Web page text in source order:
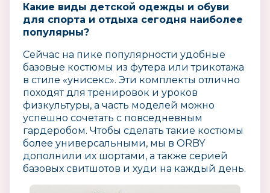
Какие виды детской одежды и обуви
для спорта и отдыха сегодня наиболее
популярны?
Сейчас на пике популярности удобные
базовые костюмы из футера или трикотажа
в стиле «унисекс». Эти комплекты отлично
походят для тренировок и уроков
физкультуры, а часть моделей можно
успешно сочетать с повседневным
гардеробом. Чтобы сделать такие костюмы
более универсальными, мы в ORBY
дополнили их шортами, а также серией
базовых свитшотов и худи на каждый день.